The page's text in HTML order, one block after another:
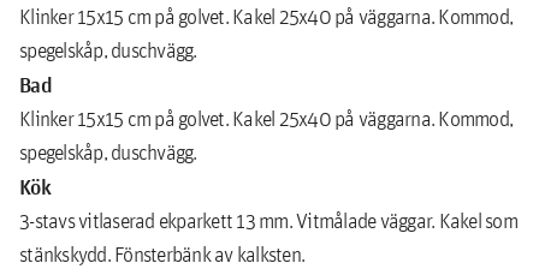
Klinker 15x15 cm på golvet. Kakel 25x40 på väggarna. Kommod,
spegelskåp, duschvägg.
Bad
Klinker 15x15 cm på golvet. Kakel 25x40 på väggarna. Kommod,
spegelskåp, duschvägg.
Kök
3-stavs vitlaserad ekparkett 13 mm. Vitmålade väggar. Kakel som
stänkskydd. Fönsterbänk av kalksten.